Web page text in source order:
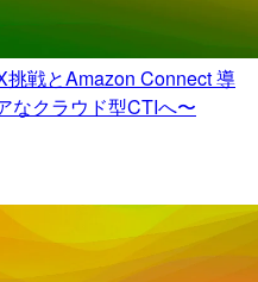
挑戦とAmazon Connect 導
なクラウド型CTIへ〜